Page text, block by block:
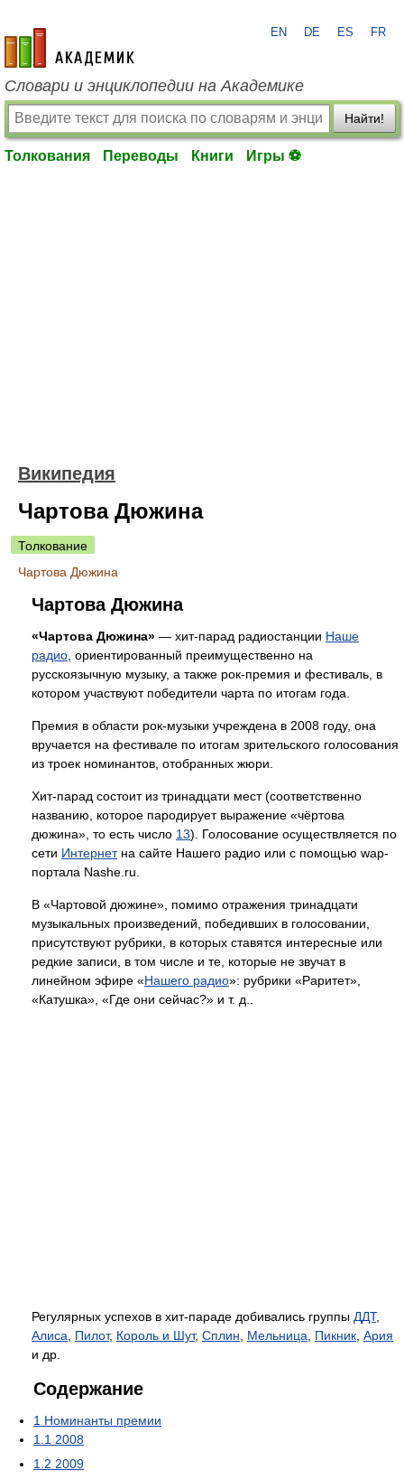
academic.ru
EN DE ES FR
Словари и энциклопедии на Академике
Найти!
Толкования Переводы Книги Игры ⚽
Википедия
Чартова Дюжина
Толкование
Чартова Дюжина
Чартова Дюжина
«Чартова Дюжина» — хит-парад радиостанции Наше
радио , ориентированный преимущественно на
русскоязычную музыку, а также рок-премия и фестиваль, в
котором участвуют победители чарта по итогам года.
Премия в области рок-музыки учреждена в 2008 году, она
вручается на фестивале по итогам зрительского голосования
из троек номинантов, отобранных жюри.
Хит-парад состоит из тринадцати мест (соответственно
названию, которое пародирует выражение «чёртова
дюжина», то есть число 13). Голосование осуществляется по
сети Интернетна сайте Нашего радио или с помощью wap-
портала Nashe.ru.
В «Чартовой дюжине», помимо отражения тринадцати
музыкальных произведений, победивших в голосовании,
присутствуют рубрики, в которых ставятся интересные или
редкие записи, в том числе и те, которые не звучат в
линейном эфире «Нашего радио»: рубрики «Раритет»,
«Катушка», «Где они сейчас?» и т. д..
Регулярных успехов в хит-параде добивались группы ДДТ,
Алиса
Пилот, Король и Шут, Сплин Мельница Пикник Ария
и др.
Содержание
1 Номинанты премии
1.1 2008
1.2 2009